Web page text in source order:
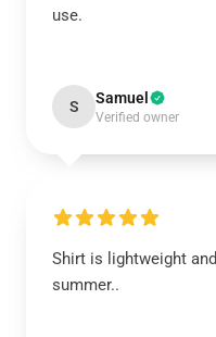
use.
S Samuel
Verified owner
Shirt is lightweight
summer..